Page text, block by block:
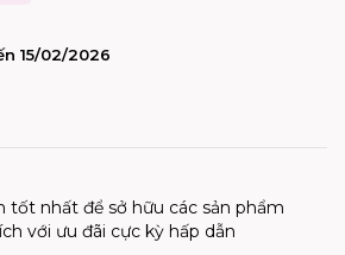
15/02/2026
nhất để sở hữu các sản phẩm
với ưu đãi cực kỳ hấp dẫn